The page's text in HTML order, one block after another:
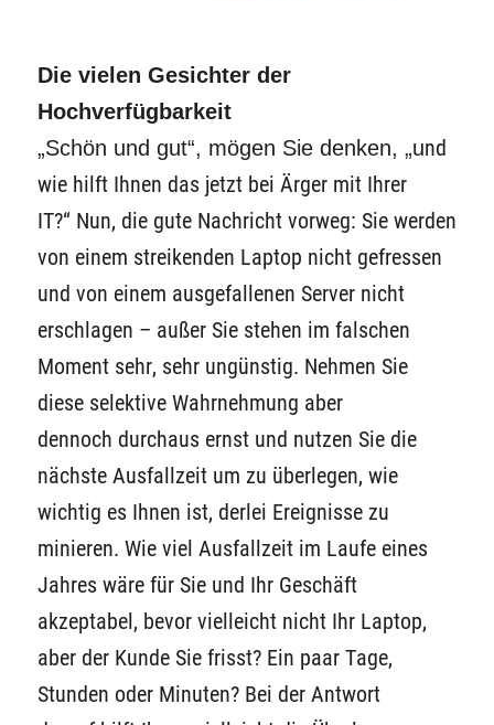
Die vielen Gesichter der
Hochverfügbarkeit
„Schön und gut“, mögen Sie denken, „und
wie hilft Ihnen das jetzt bei Ärger mit Ihrer
IT?“ Nun, die gute Nachricht vorweg: Sie werden
von einem streikenden Laptop nicht gefressen
und von einem ausgefallenen Server nicht
erschlagen – außer Sie stehen im falschen
Moment sehr, sehr ungünstig. Nehmen Sie
diese selektive Wahrnehmung aber
dennoch durchaus ernst und nutzen Sie die
nächste Ausfallzeit um zu überlegen, wie
wichtig es Ihnen ist, derlei Ereignisse zu
minieren. Wie viel Ausfallzeit im Laufe eines
Jahres wäre für Sie und Ihr Geschäft
akzeptabel, bevor vielleicht nicht Ihr Laptop,
aber der Kunde Sie frisst? Ein paar Tage,
Stunden oder Minuten? Bei der Antwort